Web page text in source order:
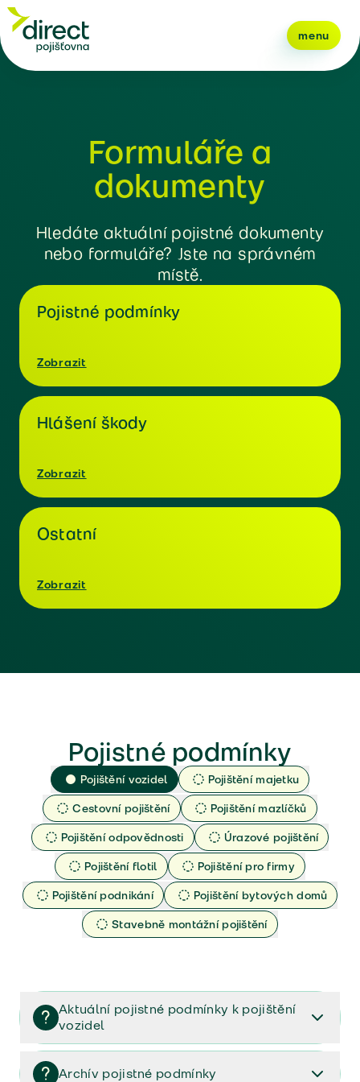
menu
Formuláře a
dokumenty
Hledáte aktuální pojistné dokumenty
nebo formuláře? Jste na správném
místě.
Pojistné podmínky
Zobrazit
Hlášení škody
Zobrazit
Ostatní
Zobrazit
Pojistné podmínky
Pojištění vozidel
Pojištění majetku
Cestovní pojištění
Pojištění mazlíčků
Pojištění odpovědnosti
Úrazové pojištění
Pojištění flotil
Pojištění pro firmy
Pojištění podnikání
Pojištění bytových domů
Stavebně montážní pojištění
Aktuální pojistné podmínky k pojištění
vozidel
Pojištění vozidel/Pojistné podmínky a vše důležité ke
smlouvě (PDF)
Archív pojistné podmínky